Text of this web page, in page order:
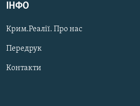
ІНФО
Крим.Реалії. Про нас
Передрук
Контакти